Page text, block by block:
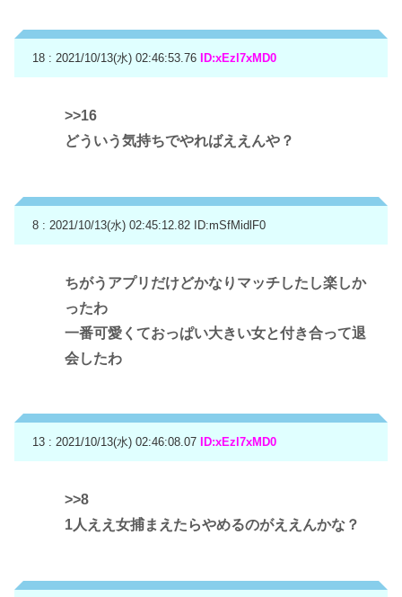
18 : 2021/10/13(水) 02:46:53.76 ID:xEzl7xMD0
>>16
どういう気持ちでやればええんや？
8 : 2021/10/13(水) 02:45:12.82 ID:mSfMidlF0
ちがうアプリだけどかなりマッチしたし楽しか
ったわ
一番可愛くておっぱい大きい女と付き合って退
会したわ
13 : 2021/10/13(水) 02:46:08.07 ID:xEzl7xMD0
>>8
1人ええ女捕まえたらやめるのがええんかな？